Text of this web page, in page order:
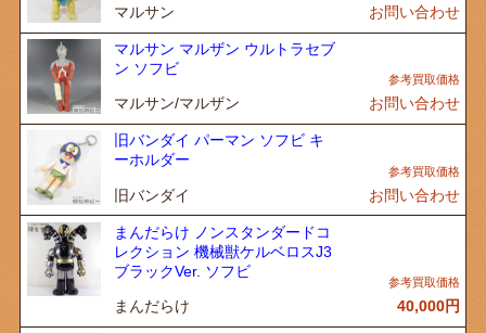
マルサン お問い合わせ
マルサン マルザン ウルトラセブ
ン ソフビ
マルサン/マルザン お問い合わせ
旧バンダイ パーマン ソフビ キ
ーホルダー
旧バンダイ お問い合わせ
まんだらけ ノンスタンダードコ
レクション 機械獣ケルベロスJ3
ブラックVer. ソフビ
まんだらけ 40,000円